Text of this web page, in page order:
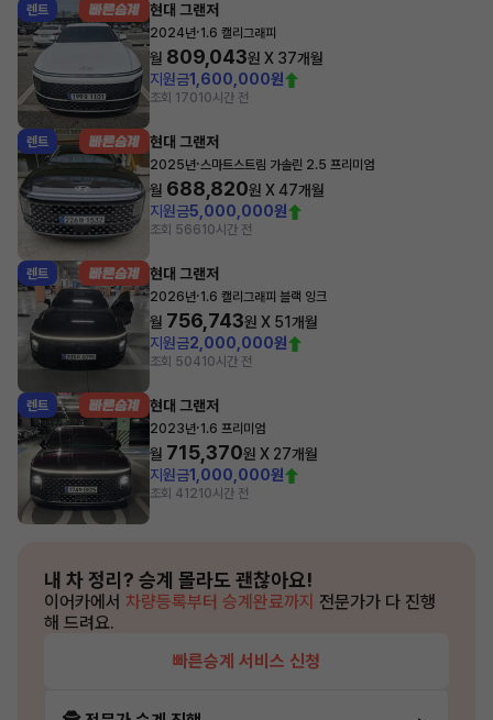
렌트 현대 그랜저
2024년·1.6 캘리그래피
월 809,043원 X 37개월
지원금1,600,000원
조회 17010시간 전
렌트 현대 그랜저
2025년·스마트스트림 가솔린 2.5 프리미엄
월 688,820원 X47개월
지원금5,000,000원
조회 56610시간 전
렌트 현대 그랜저
2026년·1.6 캘리그래피 블랙 잉크
월 756,743원 X 51개월
지원금2,000,000원
조회 50410시간 전
렌트 현대 그랜저
2023년·1.6 프리미엄
월 715,370원 X 27개월
지원금1,000,000원
조회 41210시간 전
내 차 정리? 승계 몰라도 괜찮아요!
이어카에서 차량등록부터 승계완료까지 전문가가 다 진행
해 드려요.
빠른승계 서비스 신청